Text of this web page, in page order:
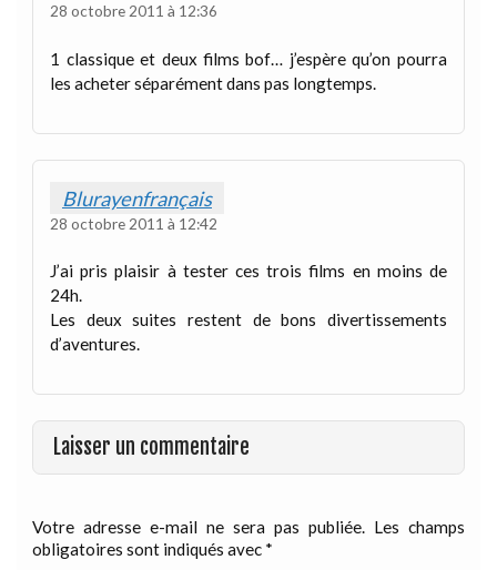
28 octobre 2011 à 12:36
1 classique et deux films bof… j’espère qu’on pourra
les acheter séparément dans pas longtemps.
Blurayenfrançais
28 octobre 2011 à 12:42
J’ai pris plaisir à tester ces trois films en moins de
24h.
Les deux suites restent de bons divertissements
d’aventures.
Laisser un commentaire
Votre adresse e-mail ne sera pas publiée. Les champs
obligatoires sont indiqués avec *